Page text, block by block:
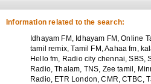
Information related to the search:
Idhayam FM, Idhayam FM, Online
tamil remix, Tamil FM, Aahaa fm,
Hello fm, Radio city chennai, SBS,
Radio, Thalam, TNS, Zee tamil,
Radio, ETR London, CMR, CTBC,